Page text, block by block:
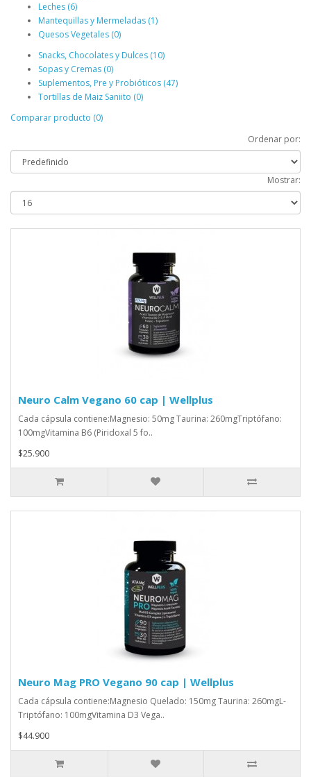
Leches (6)
Mantequillas y Mermeladas (1)
Quesos Vegetales (0)
Snacks, Chocolates y Dulces (10)
Sopas y Cremas (0)
Suplementos, Pre y Probióticos (47)
Tortillas de Maiz Saniito (0)
Comparar producto (0)
Ordenar por:
Mostrar:
Neuro Calm Vegano 60 cap | Wellplus
Cada cápsula contiene:Magnesio: 50mg Taurina: 260mgTriptófano:
100mgVitamina B6 (Piridoxal 5 fo..
$25.900
Neuro Mag PRO Vegano 90 cap | Wellplus
Cada cápsula contiene:Magnesio Quelado: 150mg Taurina: 260mgL-
Triptófano: 100mgVitamina D3 Vega..
$44.900